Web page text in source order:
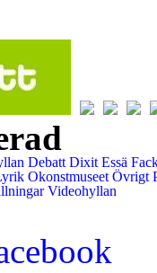
Debatt Dixit Essä
Okonstmuseet Övrigt
Videohyllan